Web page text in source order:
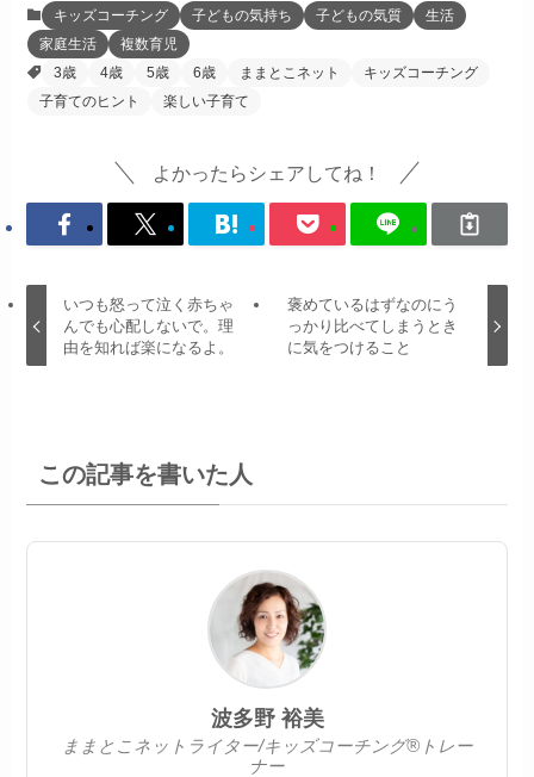
キッズコーチング 子どもの気持ち 子どもの気質
生活
家庭生活
複数育児
3歳
4歳 5歳 6歳 ままとこネット
キッズコーチング
子育てのヒント
楽しい子育て
よかったらシェアしてね！
いつも怒って泣く赤ちゃ
んでも心配しないで。理
由を知れば楽になるよ。
褒めているはずなのにう
っかり比べてしまうとき
に気をつけること
この記事を書いた人
波多野 裕美
ままとこネットライター/キッズコーチング®トレー
ナー